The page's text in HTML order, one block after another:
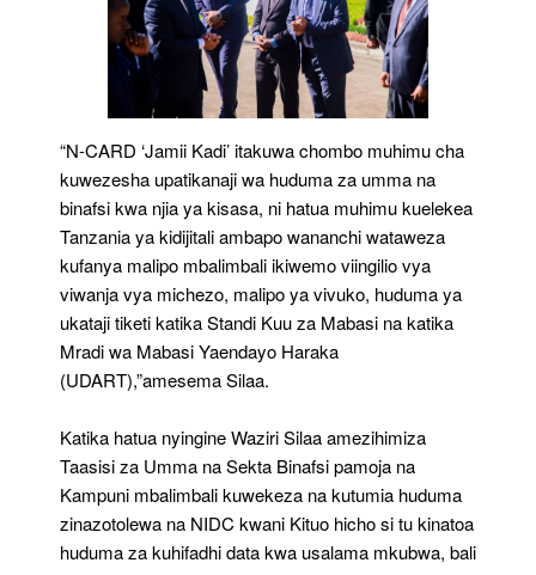
“N-CARD ‘Jamii Kadi’ itakuwa chombo muhimu cha
kuwezesha upatikanaji wa huduma za umma na
binafsi kwa njia ya kisasa, ni hatua muhimu kuelekea
Tanzania ya kidijitali ambapo wananchi wataweza
kufanya malipo mbalimbali ikiwemo viingilio vya
viwanja vya michezo, malipo ya vivuko, huduma ya
ukataji tiketi katika Standi Kuu za Mabasi na katika
Mradi wa Mabasi Yaendayo Haraka
(UDART),”amesema Silaa.
Katika hatua nyingine Waziri Silaa amezihimiza
Taasisi za Umma na Sekta Binafsi pamoja na
Kampuni mbalimbali kuwekeza na kutumia huduma
zinazotolewa na NIDC kwani Kituo hicho si tu kinatoa
huduma za kuhifadhi data kwa usalama mkubwa, bali